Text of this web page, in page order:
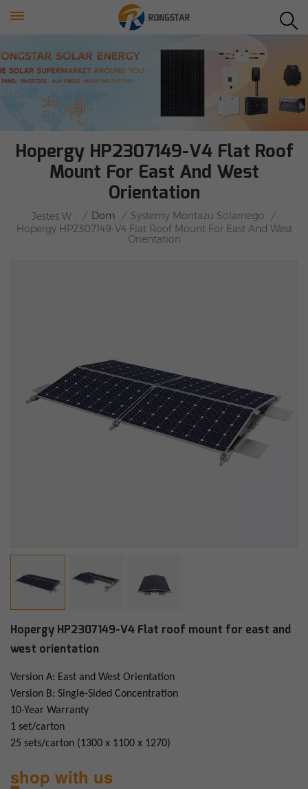
Hopergy HP2307149-V4 Flat Roof
Mount For East And West
Orientation
Jesteś W : / Dom / Systemy Montażu Solarnego
/
Hopergy HP2307149-V4 Flat Roof Mount For East And West
Orientation
Hopergy HP2307149-V4 Flat roof mount for east and
west orientation
Version A: East and West Orientation
Version B: Single-Sided Concentration
10-Year Warranty
1 set/carton
25 sets/carton (1300 x 1100 x 1270)
shop with us